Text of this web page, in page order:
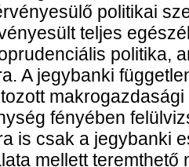
politikai
teljes
politika,
A jegybanki
fényében
is csak a jegybanki
mellett